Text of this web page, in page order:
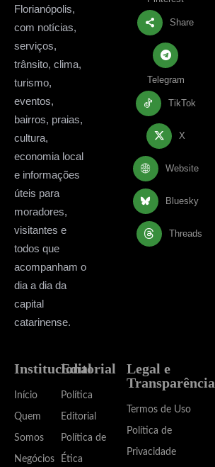
Florianópolis,
com notícias,
serviços,
trânsito, clima,
turismo,
eventos,
bairros, praias,
cultura,
economia local
e informações
úteis para
moradores,
visitantes e
todos que
acompanham o
dia a dia da
capital
catarinense.
Share
Telegram
TikTok
X
Website
Bluesky
Threads
Institucional
Início
Quem
Somos
Negócios
Editorial
Política
Editorial
Política de
Ética
Legal e
Transparência
Termos de Uso
Política de
Privacidade